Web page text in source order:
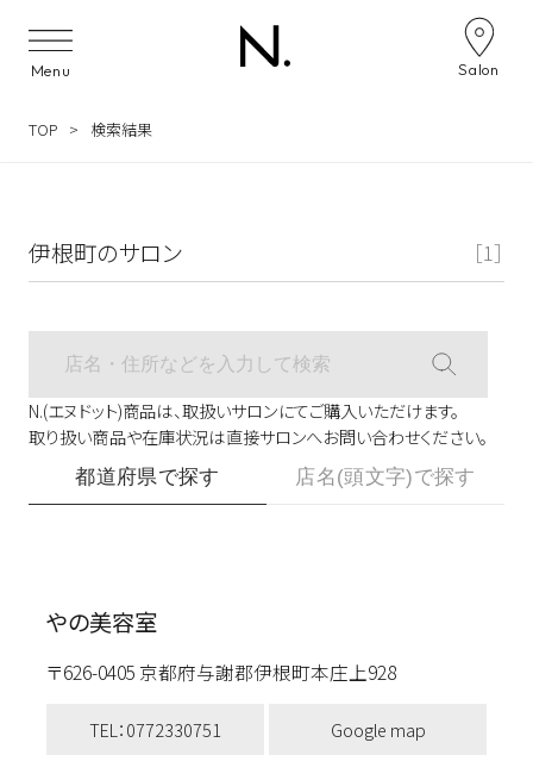
Menu Salon
TOP 検索結果
伊根町のサロン ［1］
N.(エヌドット)商品は、取扱いサロンにてご購入いただけます。
取り扱い商品や在庫状況は直接サロンへお問い合わせください。
都道府県で探す 店名(頭文字)で探す
やの美容室
〒626-0405 京都府与謝郡伊根町本庄上928
TEL：0772330751 Google map
サロン検索ナビゲーション